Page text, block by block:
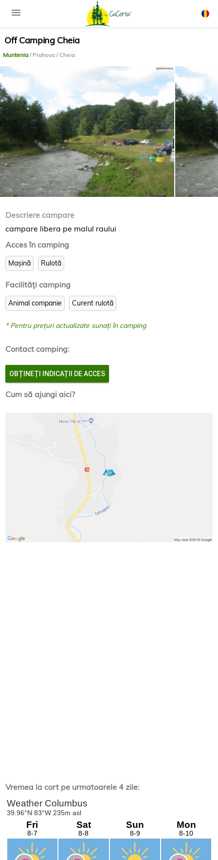
menu
Off Camping Cheia
Muntenia/ Prahova / Cheia
Descriere campare
campare libera pe malul raului
Acces în camping
Mașină Rulotă
Facilităţi camping
Animal companie Curent rulotă
* Pentru prețuri actualizate sunați în camping
Contact camping:
OBȚINEȚI INDICAȚII DE ACCES
Cum să ajungi aici?
Vremea la cort pe urmatoarele 4 zile: